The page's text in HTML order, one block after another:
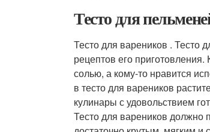
Тесто для
Тесто для вареников . Тесто
рецептов его приготовления.
солью, а кому-то нравится
в тесто для вареников
кулинары с удовольствием
Тесто для вареников